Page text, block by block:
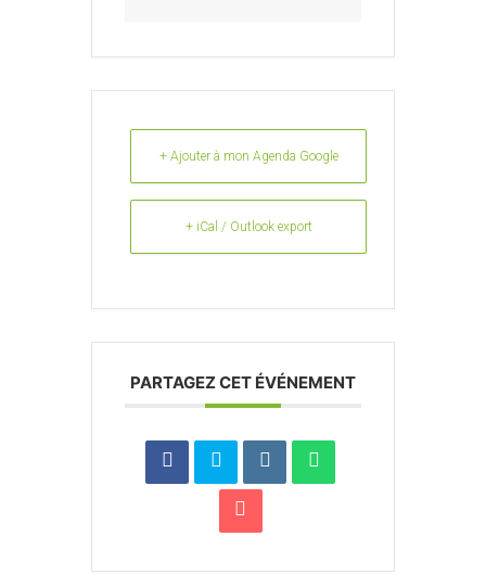
+ Ajouter à mon Agenda Google
+ iCal / Outlook export
PARTAGEZ CET ÉVÉNEMENT